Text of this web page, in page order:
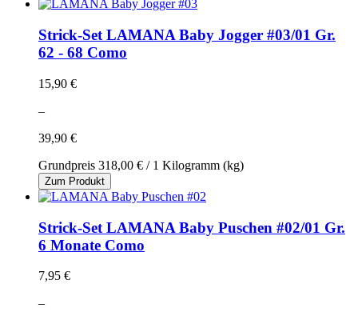
Strick-Set LAMANA Baby Jogger #03/01 Gr.
62 - 68 Como
15,90 €
–
39,90 €
Grundpreis 318,00 € / 1 Kilogramm (kg)
Zum Produkt
Strick-Set LAMANA Baby Puschen #02/01 Gr.
6 Monate Como
7,95 €
–